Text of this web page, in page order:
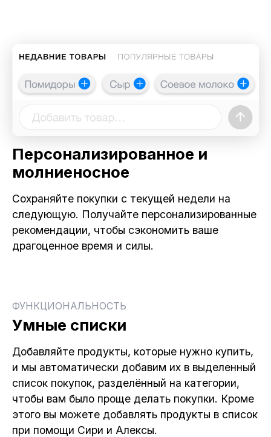
Персонализированное и
молниеносное
Сохраняйте покупки с текущей недели на
следующую. Получайте персонализированные
рекомендации, чтобы сэкономить ваше
драгоценное время и силы.
ФУНКЦИОНАЛЬНОСТЬ
Умные списки
Добавляйте продукты, которые нужно купить,
и мы автоматически добавим их в выделенный
список покупок, разделённый на категории,
чтобы вам было проще делать покупки. Кроме
этого вы можете добавлять продукты в список
при помощи Сири и Алексы.